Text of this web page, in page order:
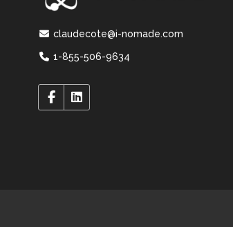
claudecote@i-nomade.com
1-855-506-9634